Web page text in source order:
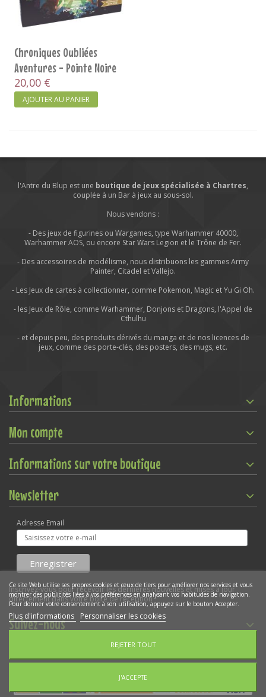
Chroniques Oubliées
Aventures - Pointe Noire
20,00 €
AJOUTER AU PANIER
l'Antre du Blup est une boutique de jeux spécialisée à Chartres,
couplée à un Bar à jeux au sous-sol.
Nous vendons :
- Des jeux de figurines ou Wargames, type Warhammer 40000,
Warhammer AOS, ou encore Star Wars Legion et le Trône de Fer.
- Des accessoires de modélisme, nous distribuons les gammes Army
Painter, Citadel et Vallejo.
- Les Jeux de cartes à collectionner, comme Pokemon, Magic et Yu Gi Oh.
- les Jeux de Rôle, comme Warhammer, Donjons et Dragons, l'Appel de
Cthulhu
- et depuis peu, des produits dérivés du manga et de nos licences de
jeux, comme des porte-clés, des posters, des mugs, etc.
Informations
Mon compte
Informations sur votre boutique
Newsletter
Adresse Email
Inscrivez-vous pour recevoir les dernières nouvelles et mises à jour
directement dans votre boîte de réception
Suivez-nous
Gestion des cookies
Ce site Web utilise ses propres cookies et ceux de tiers pour améliorer nos services et vous
montrer des publicités liées à vos préférences en analysant vos habitudes de navigation.
Pour donner votre consentement à son utilisation, appuyez sur le bouton Accepter.
Plus d'informations Personnaliser les cookies
REJETER TOUT
J'ACCEPTE